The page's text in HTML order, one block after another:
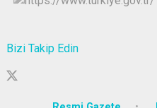
Bizi Takip Edin